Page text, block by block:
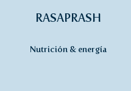
RASAPRASH
Nutrición & energía